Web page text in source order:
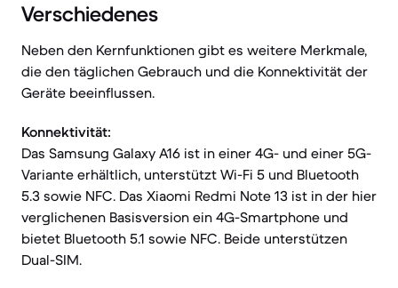
Verschiedenes
Neben den Kernfunktionen gibt es weitere Merkmale,
die den täglichen Gebrauch und die Konnektivität der
Geräte beeinflussen.
Konnektivität:
Das Samsung Galaxy A16 ist in einer 4G- und einer 5G-
Variante erhältlich, unterstützt Wi-Fi 5 und Bluetooth
5.3 sowie NFC. Das Xiaomi Redmi Note 13 ist in der hier
verglichenen Basisversion ein 4G-Smartphone und
bietet Bluetooth 5.1 sowie NFC. Beide unterstützen
Dual-SIM.